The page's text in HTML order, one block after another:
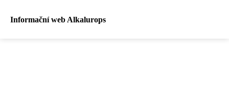
Informační web Alkalurops